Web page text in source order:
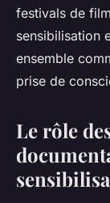
festivals de
sensibilisation
ensemble
prise de
Le rôle